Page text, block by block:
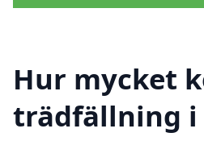
Hur mycket
trädfällning i